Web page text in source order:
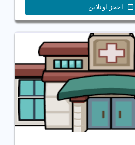
احجز اونلاين